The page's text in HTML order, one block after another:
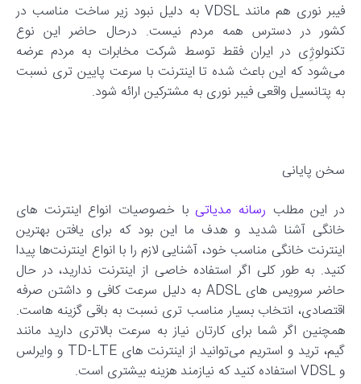
فیبر نوری هم مانند VDSL به دلیل نبود زیر ساخت مناسب در
کشور در دسترس همه مردم نیست. درحال حاضر این نوع
تکنولوژِی در ایران فقط توسط شرکت مخابرات به مردم عرضه
می‌شود که این باعث شده تا اینترنت با سرعت پایین تری نسبت
به پتانسیل واقعی فیبر نوری به مشترکین ارائه شود.
سخن پایانی
در این مطلب رسانه مدیاتی با خصوصیات انواع اینترنت های
خانگی آشنا شدید و هدف ما این بود که برای یافتن بهترین
اینترنت خانگی مناسب خود، آشنایی لازم را با انواع اینترنت‌ها پیدا
کنید. به طور کلی اگر استفاده خاصی از اینترنت ندارید، در حال
حاضر سرویس های ADSL به دلیل سرعت کافی و داشتن صرفه
اقتصادی، انتخاب بسیار مناسب تری نسبت به باقی گزینه هاست.
همچنین اگر شما برای کارتان نیاز به سرعت بالاتری دارید مانند
گیم، ترید و استریم می‌توانید از اینترنت های TD-LTE و وایرلس
و VDSL استفاده کنید که نیازمند هزینه بیشتری است.